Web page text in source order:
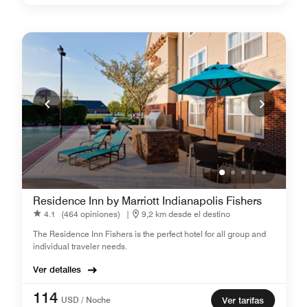
Residence Inn by Marriott Indianapolis Fishers
4.1 (464 opiniones) |
9,2 km desde el destino
The Residence Inn Fishers is the perfect hotel for all group and
individual traveler needs.
Ver detalles
114 USD / Noche
Ver tarifas